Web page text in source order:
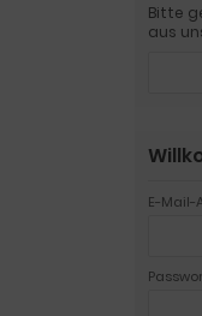
Bitte
aus
E-Mail-